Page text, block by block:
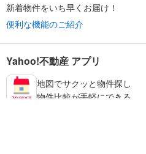
新着物件をいち早くお届け！
便利な機能のご紹介
Yahoo!不動産 アプリ
地図でサクッと物件探し
物件比較が手軽にできる